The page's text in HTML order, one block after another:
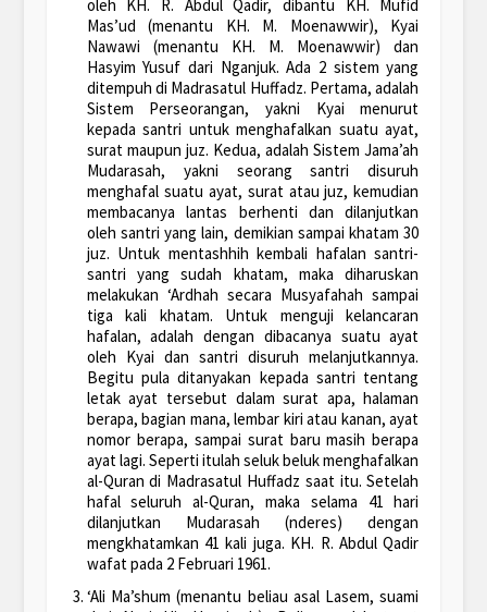
oleh KH. R. Abdul Qadir, dibantu KH. Mufid
Mas’ud (menantu KH. M. Moenawwir), Kyai
Nawawi (menantu KH. M. Moenawwir) dan
Hasyim Yusuf dari Nganjuk. Ada 2 sistem yang
ditempuh di Madrasatul Huffadz. Pertama, adalah
Sistem Perseorangan, yakni Kyai menurut
kepada santri untuk menghafalkan suatu ayat,
surat maupun juz. Kedua, adalah Sistem Jama’ah
Mudarasah, yakni seorang santri disuruh
menghafal suatu ayat, surat atau juz, kemudian
membacanya lantas berhenti dan dilanjutkan
oleh santri yang lain, demikian sampai khatam 30
juz. Untuk mentashhih kembali hafalan santri-
santri yang sudah khatam, maka diharuskan
melakukan ‘Ardhah secara Musyafahah sampai
tiga kali khatam. Untuk menguji kelancaran
hafalan, adalah dengan dibacanya suatu ayat
oleh Kyai dan santri disuruh melanjutkannya.
Begitu pula ditanyakan kepada santri tentang
letak ayat tersebut dalam surat apa, halaman
berapa, bagian mana, lembar kiri atau kanan, ayat
nomor berapa, sampai surat baru masih berapa
ayat lagi. Seperti itulah seluk beluk menghafalkan
al-Quran di Madrasatul Huffadz saat itu. Setelah
hafal seluruh al-Quran, maka selama 41 hari
dilanjutkan Mudarasah (nderes) dengan
mengkhatamkan 41 kali juga. KH. R. Abdul Qadir
wafat pada 2 Februari 1961.
‘Ali Ma’shum (menantu beliau asal Lasem, suami